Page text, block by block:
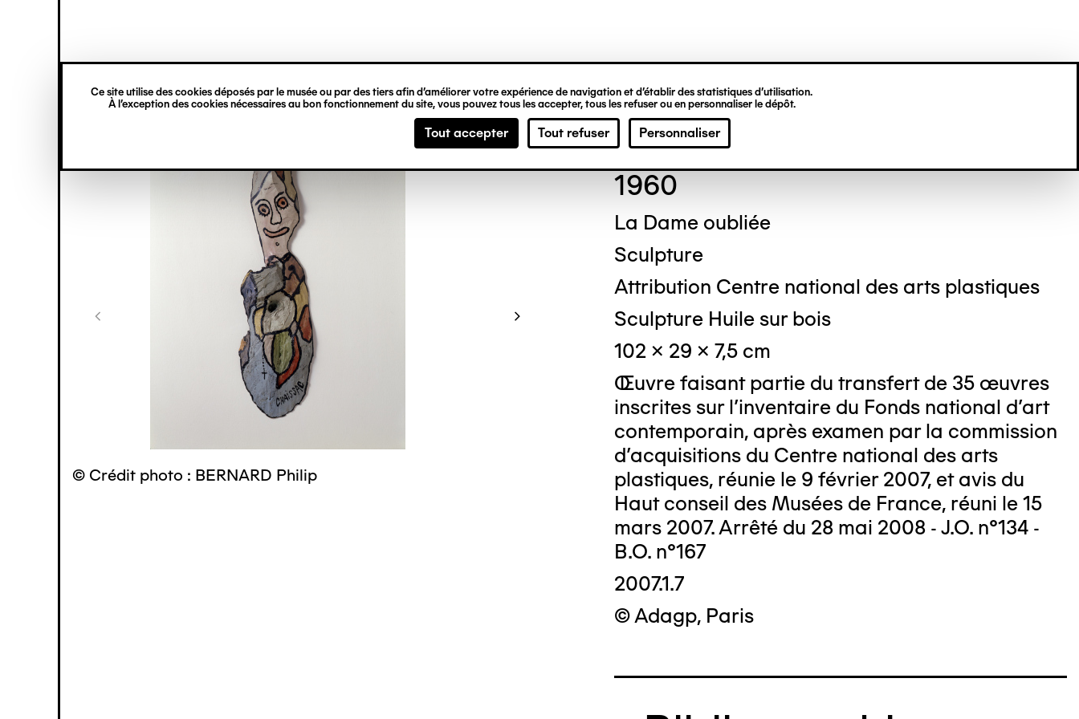
Ce site utilise des cookies déposés par le musée ou par des tiers afin d’améliorer votre expérience de navigation et d’établir des statistiques d’utilisation.
À l’exception des cookies nécessaires au bon fonctionnement du site, vous pouvez tous les accepter, tous les refuser ou en personnaliser le dépôt.
Tout accepter Tout refuser Personnaliser
principal
verticale
© Crédit photo : BERNARD Philip © Crédit photo : Michel Bourguet
Gaston CHAISSAC
1960
La Dame oubliée
Sculpture
Attribution Centre national des arts plastiques
Sculpture Huile sur bois
102 x 29 x 7,5 cm
Œuvre faisant partie du transfert de 35 œuvres
inscrites sur l'inventaire du Fonds national d’art
contemporain, après examen par la commission
d'acquisitions du Centre national des arts
plastiques, réunie le 9 février 2007, et avis du
Haut conseil des Musées de France, réuni le 15
mars 2007. Arrêté du 28 mai 2008 - J.O. n°134 -
B.O. n°167
2007.1.7
© Adagp, Paris